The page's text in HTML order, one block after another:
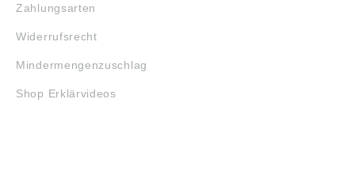
Zahlungsarten
Widerrufsrecht
Mindermengenzuschlag
Shop Erklärvideos